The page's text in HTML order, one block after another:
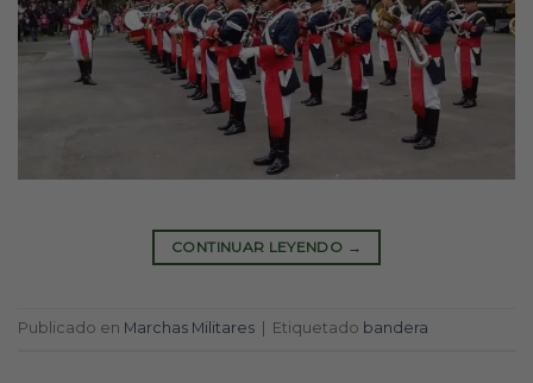
CONTINUAR LEYENDO →
Publicado en Marchas Militares Etiquetado bandera